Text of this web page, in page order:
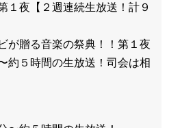
夜【２週連続生放送！計９
が贈る音楽の祭典！！第１夜
約５時間の生放送！司会は相